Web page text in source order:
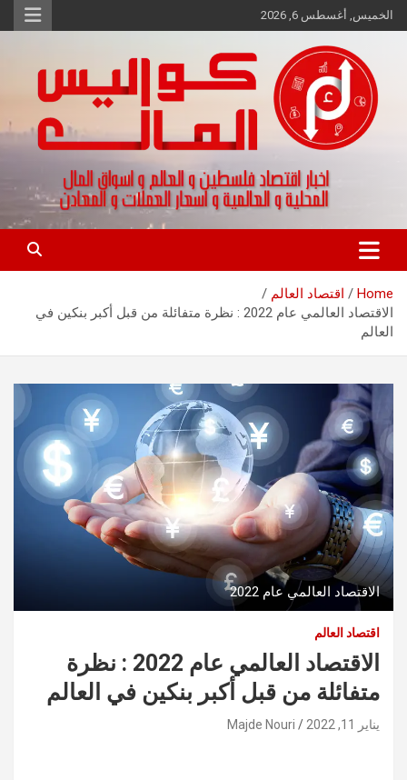
Skip
to
الخميس, أغسطس 6, 2026
كواليس المال
اخبار اقتصاد فلسطين و العالم و تقارير اسواق المال و العملات
Home
اقتصاد العالم
الاقتصاد العالمي عام 2022 : نظرة متفائلة من قبل أكبر بنكين في
العالم
الاقتصاد العالمي عام 2022
اقتصاد العالم
الاقتصاد العالمي عام 2022 : نظرة
متفائلة من قبل أكبر بنكين في العالم
يناير 11, 2022 Majde Nouri